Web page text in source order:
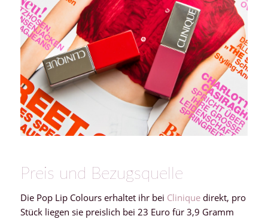
Preis und Bezugsquelle
Die Pop Lip Colours erhaltet ihr bei Cliniquedirekt, pro
Stück liegen sie preislich bei 23 Euro für 3,9 Gramm